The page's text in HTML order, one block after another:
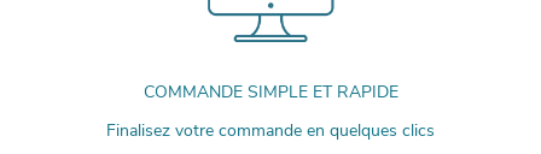
COMMANDE SIMPLE ET RAPIDE
Finalisez votre commande en quelques clics